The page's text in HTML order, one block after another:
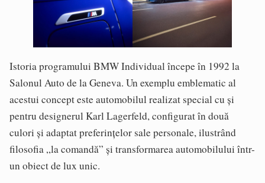
Istoria programului BMW Individual începe în 1992 la
Salonul Auto de la Geneva. Un exemplu emblematic al
acestui concept este automobilul realizat special cu și
pentru designerul Karl Lagerfeld, configurat în două
culori și adaptat preferințelor sale personale, ilustrând
filosofia „la comandă” și transformarea automobilului într-
un obiect de lux unic.